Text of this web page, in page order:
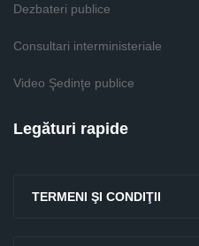
Dezbateri publice
Consultari interministeriale
Video Şedinţe publice
Legături rapide
TERMENI ŞI CONDIŢII